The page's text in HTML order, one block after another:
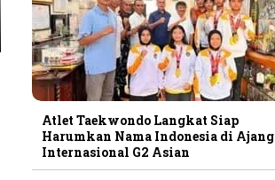
Atlet Taekwondo Langkat Siap
Harumkan Nama Indonesia di Ajang
Internasional G2 Asian